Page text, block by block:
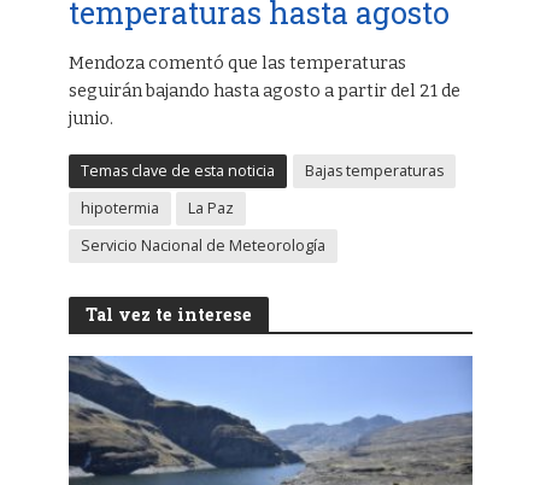
temperaturas hasta agosto
Mendoza comentó que las temperaturas
seguirán bajando hasta agosto a partir del 21 de
junio.
Temas clave de esta noticia
Bajas temperaturas
hipotermia
La Paz
Servicio Nacional de Meteorología
Tal vez te interese